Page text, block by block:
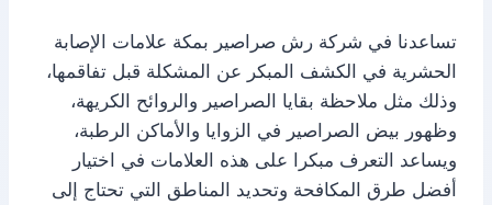
تساعدنا في شركة رش صراصير بمكة علامات الإصابة
الحشرية في الكشف المبكر عن المشكلة قبل تفاقمها،
وذلك مثل ملاحظة بقايا الصراصير والروائح الكريهة،
وظهور بيض الصراصير في الزوايا والأماكن الرطبة،
ويساعد التعرف مبكرا على هذه العلامات في اختيار
أفضل طرق المكافحة وتحديد المناطق التي تحتاج إلى